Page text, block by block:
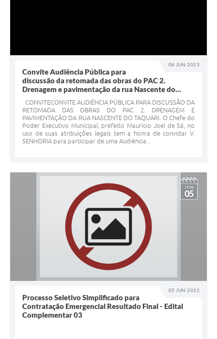
06 JUN 2015
Convite Audiência Pública para
discussão da retomada das obras do PAC 2.
Drenagem e pavimentação da rua Nascente do...
CONVITECONVITE AUDIÊNCIA PÚBLICA PARA DISCUSSÃO DA
RETOMADA DAS OBRAS DO PAC 2. DRENAGEM E
PAVIMENTAÇÃO DA RUA NASCENTE DO TAQUARI. O Chefe do
Poder Executivo Municipal, prefeito Maurício Joel de Sá, no
uso de suas atribuições legais tem a honra de convidar V.
SENHORIA para participar de uma Audiência...
05 JUN 2015
JUN
05
Processo Seletivo Simplificado para
Contratação Emergencial Resultado Final - Edital
Complementar 03